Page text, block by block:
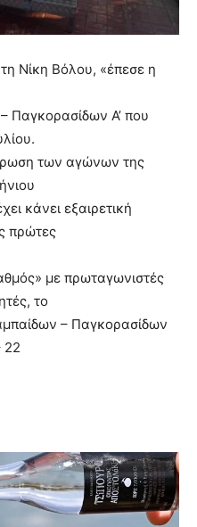
τη Νίκη Βόλου, «έπεσε η
Παγκορασίδων Α’ που
των αγώνων της
κάνει εξαιρετική
πρώτες
με πρωταγωνιστές
το
– Παγκορασίδων
22